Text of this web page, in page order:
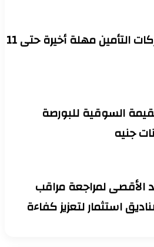
الرقابة المالية تمنح شركات التأمين مهلة أخيرة حتى 11
السوقية للبورصة
الأقصى لمراجعة مراقب
استثمار لتعزيز كفاءة